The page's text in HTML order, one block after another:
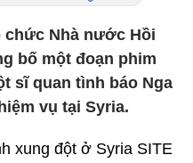
chức Nhà nước Hồi
bố một đoạn phim
sĩ quan tình báo Nga
vụ tại Syria.
xung đột ở Syria SITE